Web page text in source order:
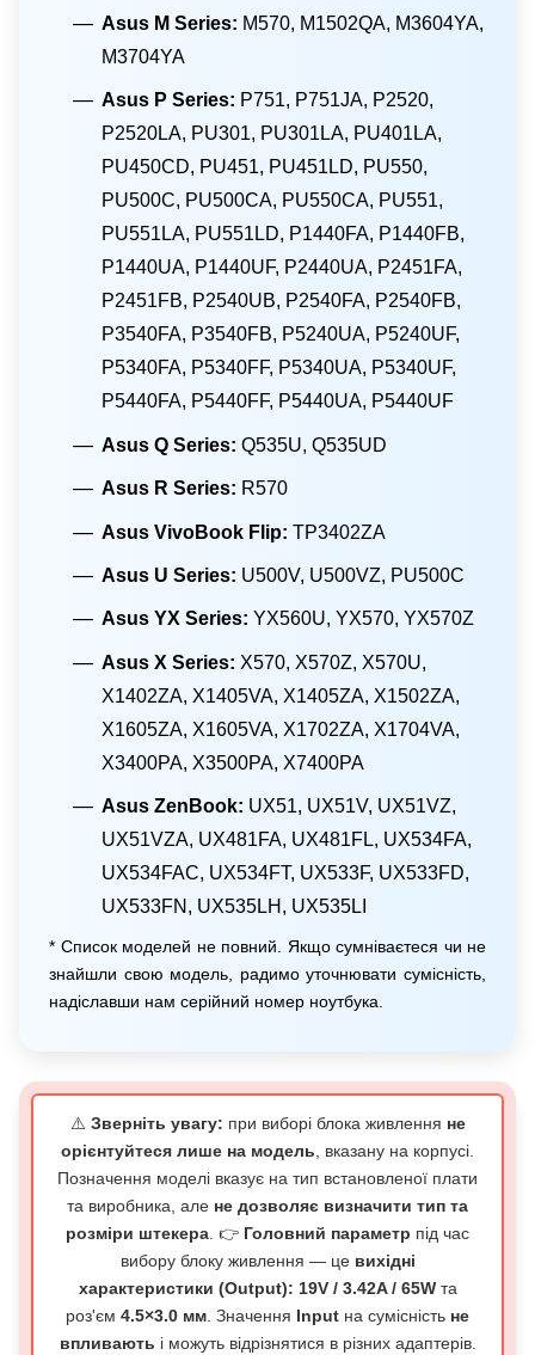
Asus M Series: M570, M1502QA, M3604YA,
M3704YA
Asus P Series: P751, P751JA, P2520,
P2520LA, PU301, PU301LA, PU401LA,
PU450CD, PU451, PU451LD, PU550,
PU500C, PU500CA, PU550CA, PU551,
PU551LA, PU551LD, P1440FA, P1440FB,
P1440UA, P1440UF, P2440UA, P2451FA,
P2451FB, P2540UB, P2540FA, P2540FB,
P3540FA, P3540FB, P5240UA, P5240UF,
P5340FA, P5340FF, P5340UA, P5340UF,
P5440FA, P5440FF, P5440UA, P5440UF
Asus Q Series: Q535U, Q535UD
Asus R Series: R570
Asus VivoBook Flip: TP3402ZA
Asus U Series: U500V, U500VZ, PU500C
Asus YX Series: YX560U, YX570, YX570Z
Asus X Series: X570, X570Z, X570U,
X1402ZA, X1405VA, X1405ZA, X1502ZA,
X1605ZA, X1605VA, X1702ZA, X1704VA,
X3400PA, X3500PA, X7400PA
Asus ZenBook: UX51, UX51V, UX51VZ,
UX51VZA, UX481FA, UX481FL, UX534FA,
UX534FAC, UX534FT, UX533F, UX533FD,
UX533FN, UX535LH, UX535LI
* Список моделей не повний. Якщо сумніваєтеся чи не
знайшли свою модель, радимо уточнювати сумісність,
надіславши нам серійний номер ноутбука.
⚠️ Зверніть увагу: при виборі блока живлення не
орієнтуйтеся лише на модель, вказану на корпусі.
Позначення моделі вказує на тип встановленої плати
та виробника, але не дозволяє визначити тип та
розміри штекера. 👉 Головний параметр під час
вибору блоку живлення — це вихідні
характеристики (Output): 19V / 3.42A / 65Wта
роз'єм 4.5×3.0 мм. Значення Input на сумісність не
впливають і можуть відрізнятися в різних адаптерів.